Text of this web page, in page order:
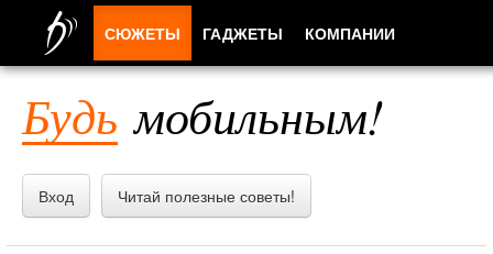
Будь мобильным!
Вход Читай полезные советы!
СЮЖЕТЫ ГАДЖЕТЫ КОМПАНИИ
ПРИЛОЖЕНИЯ